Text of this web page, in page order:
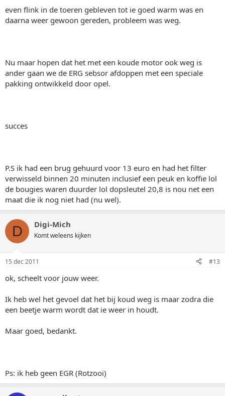
even flink in de toeren gebleven tot ie goed warm was en
daarna weer gewoon gereden, probleem was weg.
Nu maar hopen dat het met een koude motor ook weg is
ander gaan we de ERG sebsor afdoppen met een speciale
pakking ontwikkeld door opel.
succes
P.S ik had een brug gehuurd voor 13 euro en had het filter
verwisseld binnen 20 minuten inclusief een peuk en koffie lol
de bougies waren duurder lol dopsleutel 20,8 is nou net een
maat die ik nog niet had (nu wel).
D Digi-Mich
Komt weleens kijken
15 dec 2011 #13
ok, scheelt voor jouw weer.
Ik heb wel het gevoel dat het bij koud weg is maar zodra die
een beetje warm wordt dat ie weer in houdt.
Maar goed, bedankt.
Ps: ik heb geen EGR (Rotzooi)